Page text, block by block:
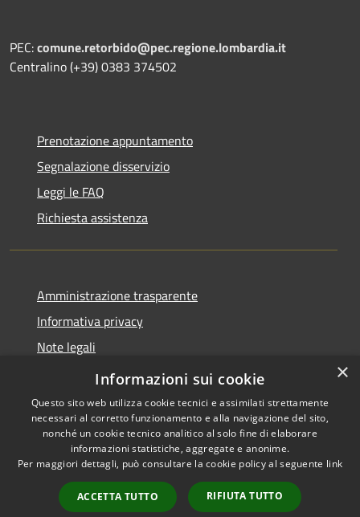
PEC:comune.retorbido@pec.regione.lombardia.it
Centralino (+39) 0383 374502
Prenotazione appuntamento
Segnalazione disservizio
Leggi le FAQ
Richiesta assistenza
Amministrazione trasparente
Informativa privacy
Note legali
Dichiarazione di accessibilità
Accessibilità
Copyright © 2026 • Comune di
Retorbido • Powered by
Municipium•
Accesso
redazione
×
Informazioni sui cookie
Questo sito web utilizza cookie tecnici e assimilati strettamente
necessari al corretto funzionamento e alla navigazione del sito,
nonché un cookie tecnico analitico al solo fine di elaborare
informazioni statistiche, aggregate e anonime.
Per maggiori dettagli, può consultare la cookie policy al seguente link
ACCETTA TUTTO RIFIUTA TUTTO